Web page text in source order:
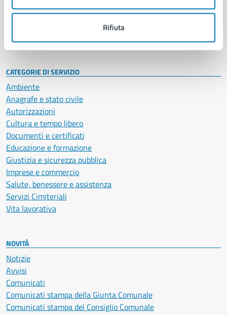
Rifiuta
Personale amministrativo
CATEGORIE DI SERVIZIO
Ambiente
Anagrafe e stato civile
Autorizzazioni
Cultura e tempo libero
Documenti e certificati
Educazione e formazione
Giustizia e sicurezza pubblica
Imprese e commercio
Salute, benessere e assistenza
Servizi Cimiteriali
Vita lavorativa
NOVITÀ
Notizie
Avvisi
Comunicati
Comunicati stampa della Giunta Comunale
Comunicati stampa del Consiglio Comunale